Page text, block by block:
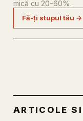
mică cu 20-60%.
Fă-ți stupul tău →
ARTICOLE